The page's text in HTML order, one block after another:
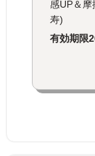
感UP＆摩
寿)
有効期限